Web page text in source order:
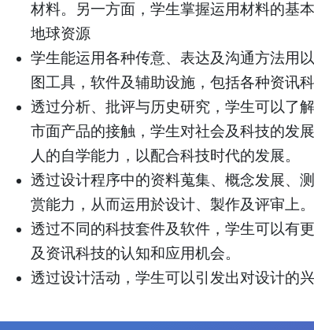
材料。另一方面，学生掌握运用材料的基
地球资源
学生能运用各种传意、表达及沟通方法用
图工具，软件及辅助设施，包括各种资讯
透过分析、批评与历史研究，学生可以了
市面产品的接触，学生对社会及科技的发
人的自学能力，以配合科技时代的发展。
透过设计程序中的资料蒐集、概念发展、
赏能力，从而运用於设计、製作及评审上。
透过不同的科技套件及软件，学生可以有
及资讯科技的认知和应用机会。
透过设计活动，学生可以引发出对设计的